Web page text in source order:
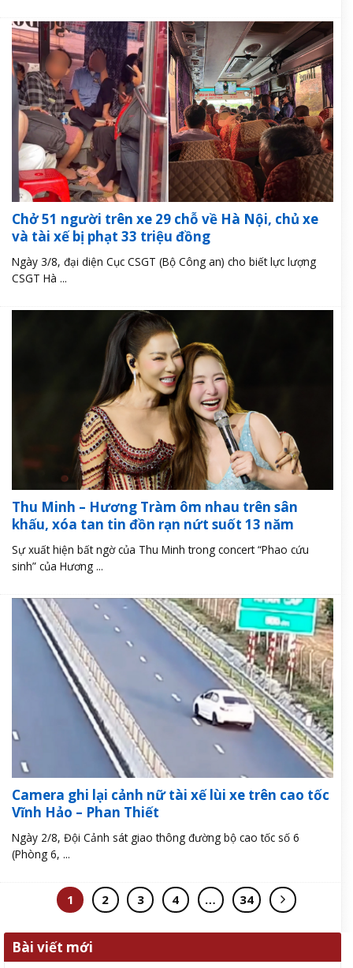
Chở 51 người trên xe 29 chỗ về Hà Nội, chủ xe
và tài xế bị phạt 33 triệu đồng
Ngày 3/8, đại diện Cục CSGT (Bộ Công an) cho biết lực lượng
CSGT Hà ...
Thu Minh – Hương Tràm ôm nhau trên sân
khấu, xóa tan tin đồn rạn nứt suốt 13 năm
Sự xuất hiện bất ngờ của Thu Minh trong concert “Phao cứu
sinh” của Hương ...
Camera ghi lại cảnh nữ tài xế lùi xe trên cao tốc
Vĩnh Hảo – Phan Thiết
Ngày 2/8, Đội Cảnh sát giao thông đường bộ cao tốc số 6
(Phòng 6, ...
1 2 3 4 … 34
Bài viết mới